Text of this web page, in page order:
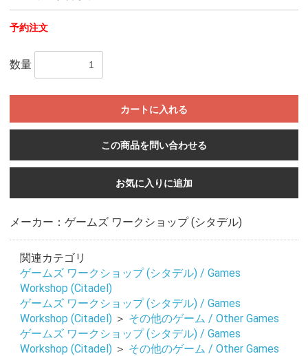
予約注文
数量
カートに入れる
この商品を問い合わせる
お買い物を続ける
お気に入りに追加
メーカー：ゲームズ ワークショップ (シタデル)
関連カテゴリ
ゲームズ ワークショップ (シタデル) / Games
Workshop (Citadel)
ゲームズ ワークショップ (シタデル) / Games
Workshop (Citadel) ＞ その他のゲーム / Other Games
ゲームズ ワークショップ (シタデル) / Games
Workshop (Citadel) ＞ その他のゲーム / Other Games